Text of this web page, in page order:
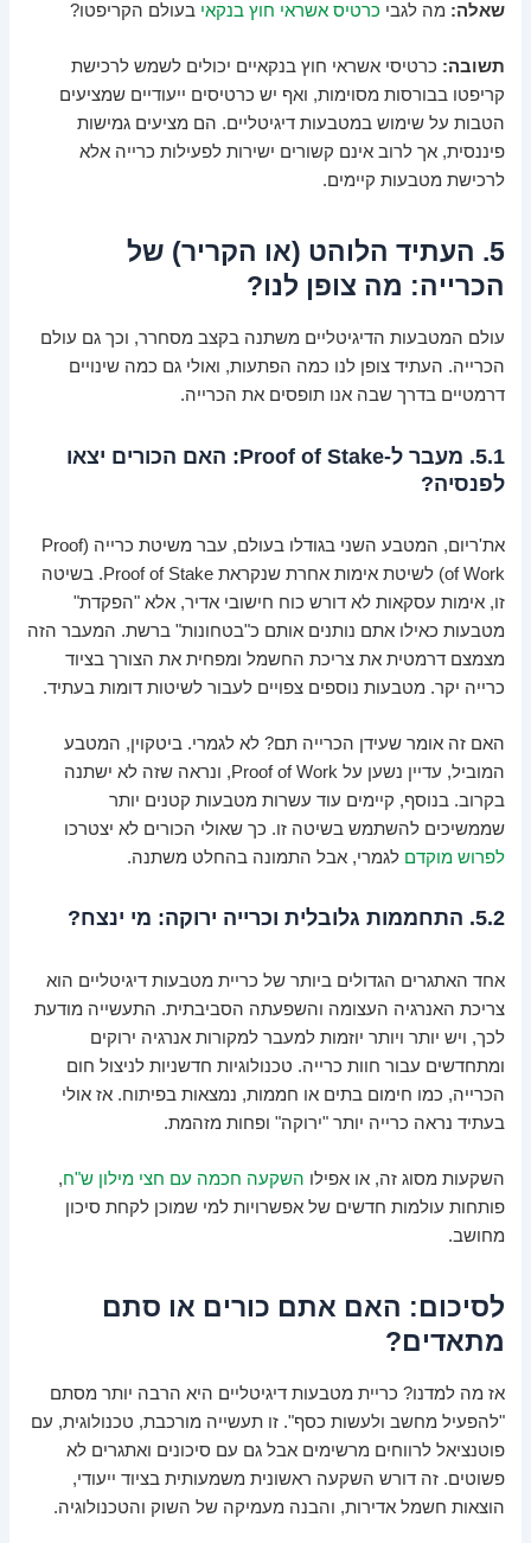
שאלה: מה לגבי כרטיס אשראי חוץ בנקאי בעולם הקריפטו?
תשובה: כרטיסי אשראי חוץ בנקאיים יכולים לשמש לרכישת
קריפטו בבורסות מסוימות, ואף יש כרטיסים ייעודיים שמציעים
הטבות על שימוש במטבעות דיגיטליים. הם מציעים גמישות
פיננסית, אך לרוב אינם קשורים ישירות לפעילות כרייה אלא
לרכישת מטבעות קיימים.
5. העתיד הלוהט (או הקריר) של
הכרייה: מה צופן לנו?
עולם המטבעות הדיגיטליים משתנה בקצב מסחרר, וכך גם עולם
הכרייה. העתיד צופן לנו כמה הפתעות, ואולי גם כמה שינויים
דרמטיים בדרך שבה אנו תופסים את הכרייה.
5.1. מעבר ל-Proof of Stake: האם הכורים יצאו
לפנסיה?
את'ריום, המטבע השני בגודלו בעולם, עבר משיטת כרייה (Proof
of Work) לשיטת אימות אחרת שנקראת Proof of Stake. בשיטה
זו, אימות עסקאות לא דורש כוח חישובי אדיר, אלא "הפקדת"
מטבעות כאילו אתם נותנים אותם כ"בטחונות" ברשת. המעבר הזה
מצמצם דרמטית את צריכת החשמל ומפחית את הצורך בציוד
כרייה יקר. מטבעות נוספים צפויים לעבור לשיטות דומות בעתיד.
האם זה אומר שעידן הכרייה תם? לא לגמרי. ביטקוין, המטבע
המוביל, עדיין נשען על Proof of Work, ונראה שזה לא ישתנה
בקרוב. בנוסף, קיימים עוד עשרות מטבעות קטנים יותר
שממשיכים להשתמש בשיטה זו. כך שאולי הכורים לא יצטרכו
לפרוש מוקדם לגמרי, אבל התמונה בהחלט משתנה.
5.2. התחממות גלובלית וכרייה ירוקה: מי ינצח?
אחד האתגרים הגדולים ביותר של כריית מטבעות דיגיטליים הוא
צריכת האנרגיה העצומה והשפעתה הסביבתית. התעשייה מודעת
לכך, ויש יותר ויותר יוזמות למעבר למקורות אנרגיה ירוקים
ומתחדשים עבור חוות כרייה. טכנולוגיות חדשניות לניצול חום
הכרייה, כמו חימום בתים או חממות, נמצאות בפיתוח. אז אולי
בעתיד נראה כרייה יותר "ירוקה" ופחות מזהמת.
השקעות מסוג זה, או אפילו השקעה חכמה עם חצי מילון ש"ח,
פותחות עולמות חדשים של אפשרויות למי שמוכן לקחת סיכון
מחושב.
לסיכום: האם אתם כורים או סתם
מתאדים?
אז מה למדנו? כריית מטבעות דיגיטליים היא הרבה יותר מסתם
"להפעיל מחשב ולעשות כסף". זו תעשייה מורכבת, טכנולוגית, עם
פוטנציאל לרווחים מרשימים אבל גם עם סיכונים ואתגרים לא
פשוטים. זה דורש השקעה ראשונית משמעותית בציוד ייעודי,
הוצאות חשמל אדירות, והבנה מעמיקה של השוק והטכנולוגיה.